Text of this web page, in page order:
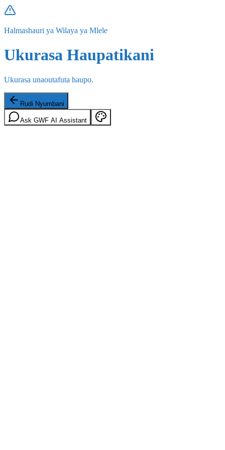
Halmashauri ya Wilaya ya Mlele
Ukurasa Haupatikani
Ukurasa unaoutafuta haupo.
Rudi Nyumbani
Ask GWF AI Assistant